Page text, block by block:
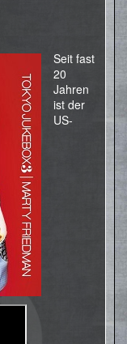
Seit fast
20
Jahren
ist der
US-